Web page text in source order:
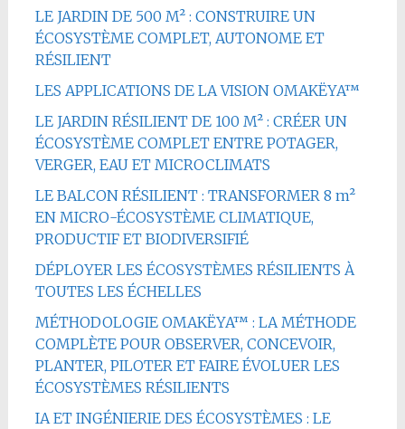
LE JARDIN DE 500 M² : CONSTRUIRE UN
ÉCOSYSTÈME COMPLET, AUTONOME ET
RÉSILIENT
LES APPLICATIONS DE LA VISION OMAKËYA™
LE JARDIN RÉSILIENT DE 100 M² : CRÉER UN
ÉCOSYSTÈME COMPLET ENTRE POTAGER,
VERGER, EAU ET MICROCLIMATS
LE BALCON RÉSILIENT : TRANSFORMER 8 m²
EN MICRO-ÉCOSYSTÈME CLIMATIQUE,
PRODUCTIF ET BIODIVERSIFIÉ
DÉPLOYER LES ÉCOSYSTÈMES RÉSILIENTS À
TOUTES LES ÉCHELLES
MÉTHODOLOGIE OMAKËYA™ : LA MÉTHODE
COMPLÈTE POUR OBSERVER, CONCEVOIR,
PLANTER, PILOTER ET FAIRE ÉVOLUER LES
ÉCOSYSTÈMES RÉSILIENTS
IA ET INGÉNIERIE DES ÉCOSYSTÈMES : LE